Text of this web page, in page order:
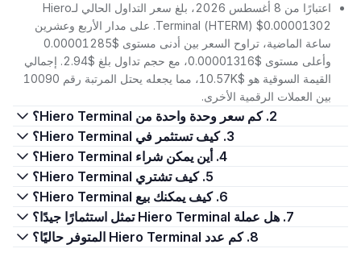
اعتبارًا من 8 أغسطس 2026، بلغ سعر التداول الحالي لـHiero
Terminal (HTERM) $0.00001302. على مدار الأربع وعشرين
ساعة الماضية، تراوح السعر بين أدنى مستوى $0.00001285
وأعلى مستوى $0.00001316، مع حجم تداول بلغ $2.94. إجمالي
القيمة السوقية هو $10.57K، مما يجعله يحتل المرتبة رقم 10090
بين العملات الرقمية الأخرى.
2. كم سعر وحدة واحدة من Hiero Terminal؟
3. كيف تستثمر في Hiero Terminal؟
4. أين يمكن شراء Hiero Terminal؟
5. كيف تشتري Hiero Terminal؟
6. كيف يمكنك بيع Hiero Terminal؟
7. هل عملة Hiero Terminal تمثل استثمارًا جيدًا؟
8. كم عدد Hiero Terminal المتوفر حاليًا؟